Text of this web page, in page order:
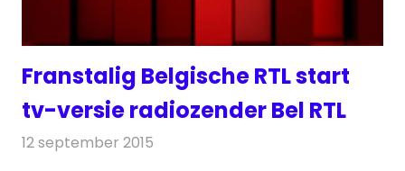
Franstalig Belgische RTL start
tv-versie radiozender Bel RTL
12 september 2015